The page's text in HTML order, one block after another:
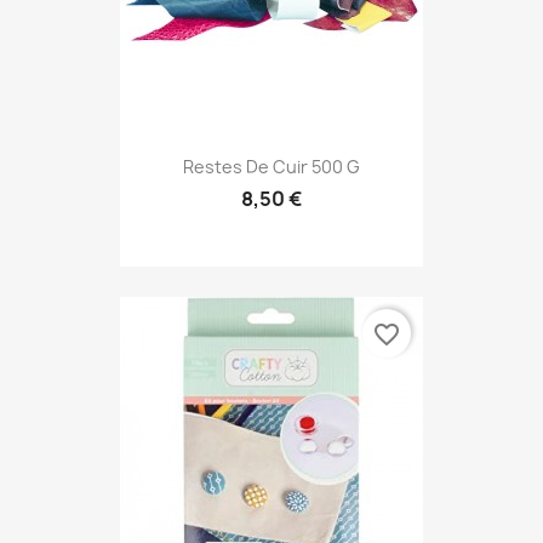
Restes De Cuir 500 G
8,50 €
favorite_border